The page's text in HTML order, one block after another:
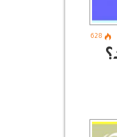
628